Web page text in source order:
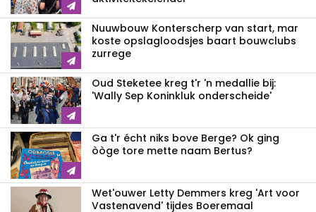
Nuuwbouw Konterscherp van start, mar
koste opslagloodsjes baart bouwclubs
zurrege
Oud Steketee kreg t'r 'n medallie bij:
'Wally Sep Koninkluk onderscheide'
Ga t'r écht niks bove Berge? Ok ging
òòge tore mette naam Bertus?
Wet'ouwer Letty Demmers kreg 'Art voor
Vastenavend' tijdes Boeremaal